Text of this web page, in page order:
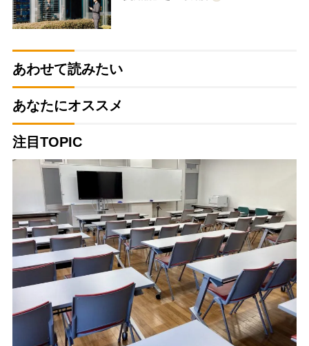
あわせて読みたい
あなたにオススメ
注目TOPIC